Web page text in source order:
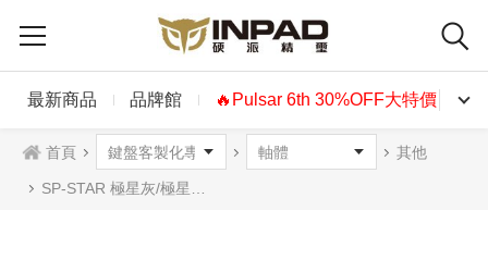
最新商品 品牌館 🔥Pulsar 6th 30%OFF大特價🔥
首頁 其他
SP-STAR 極星灰/極星紫軸 5腳 線性/段落 67g 無潤 10入